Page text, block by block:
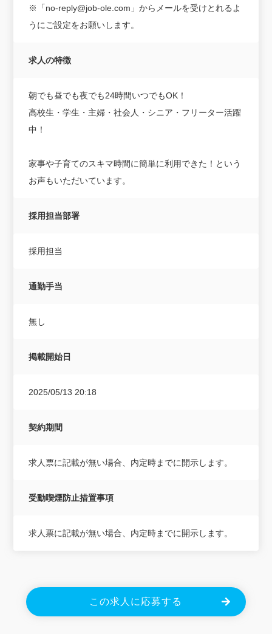
※「no-reply@job-ole.com」からメールを受けとれるよ
うにご設定をお願いします。
求人の特徴
朝でも昼でも夜でも24時間いつでもOK！
高校生・学生・主婦・社会人・シニア・フリーター活躍
中！
家事や子育てのスキマ時間に簡単に利用できた！という
お声もいただいています。
採用担当部署
採用担当
通勤手当
無し
掲載開始日
2025/05/13 20:18
契約期間
求人票に記載が無い場合、内定時までに開示します。
受動喫煙防止措置事項
求人票に記載が無い場合、内定時までに開示します。
この求人に応募する